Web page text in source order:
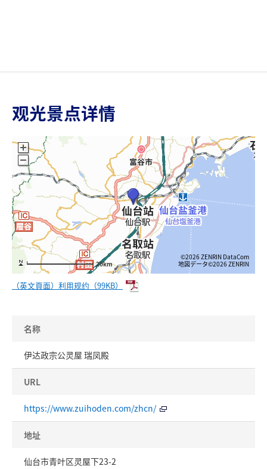
观光景点详情
20km
©2026 ZENRIN DataCom
地図データ©2026 ZENRIN
（英文頁面）利用规约（99KB）
名称
伊达政宗公灵屋 瑞凤殿
URL
https://www.zuihoden.com/zhcn/
地址
仙台市青叶区灵屋下23-2